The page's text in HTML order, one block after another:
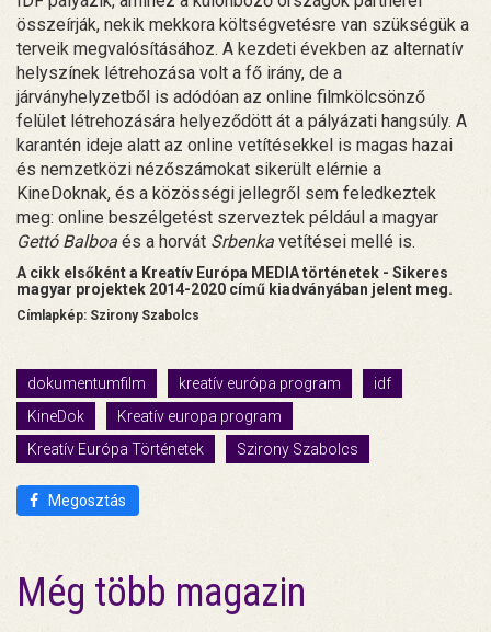
összeírják, nekik mekkora költségvetésre van szükségük a
terveik megvalósításához. A kezdeti években az alternatív
helyszínek létrehozása volt a fő irány, de a
járványhelyzetből is adódóan az online filmkölcsönző
felület létrehozására helyeződött át a pályázati hangsúly. A
karantén ideje alatt az online vetítésekkel is magas hazai
és nemzetközi nézőszámokat sikerült elérnie a
KineDoknak, és a közösségi jellegről sem feledkeztek
meg: online beszélgetést szerveztek például a magyar
Gettó Balboa és a horvát Srbenka vetítései mellé is.
A cikk elsőként a Kreatív Európa MEDIA történetek - Sikeres
magyar projektek 2014-2020 című kiadványában jelent meg.
Címlapkép: Szirony Szabolcs
dokumentumfilm kreatív európa program
idf
KineDok
Kreatív europa program
Kreatív Európa Történetek
Szirony Szabolcs
Megosztás
Még több magazin